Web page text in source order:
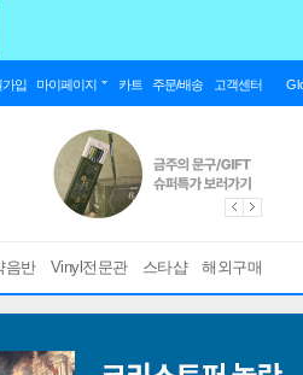
가입 마이페이지 카트 주문/배송 고객센터
음반 Vinyl전문관 스타샵 해외구매